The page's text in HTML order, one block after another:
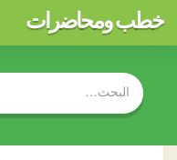
خطب ومحاضرات